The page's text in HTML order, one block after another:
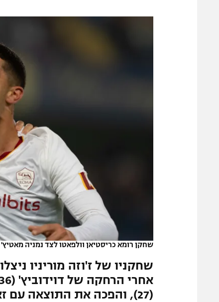
רשיון להקרנה פומבית לבית עסק
הצטרפות לחבילת הערוצים
בני
שחקן רומא כריסטיאן וולפאטו לצד נמניה מאטיץ'
שחקניו של ז'וזה מוריניו